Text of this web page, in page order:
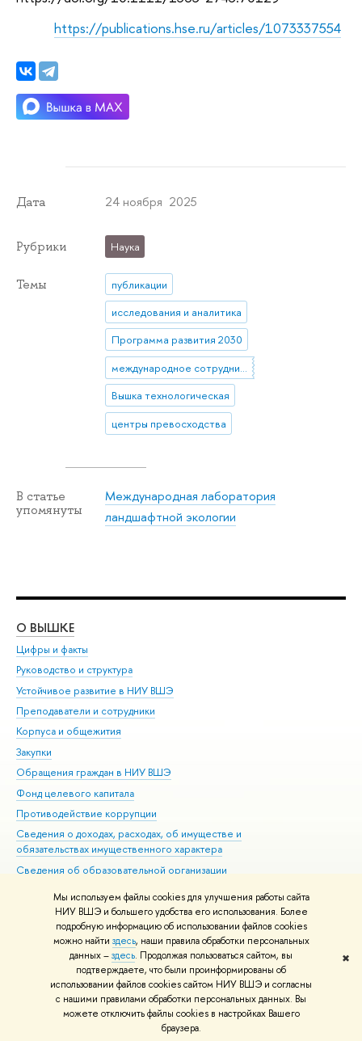
Мы используем файлы cookies для улучшения работы сайта
НИУ ВШЭ и большего удобства его использования. Более
подробную информацию об использовании файлов cookies
можно найти здесь, наши правила обработки персональных
данных –здесь. Продолжая пользоваться сайтом, вы
подтверждаете, что были проинформированы об
использовании файлов cookies сайтом НИУ ВШЭ и согласны
с нашими правилами обработки персональных данных. Вы
можете отключить файлы cookies в настройках Вашего
браузера.
✖
https://publications.hse.ru/articles/1073337554
Дата 24 ноября 2025
Рубрики Наука
Темы
публикации
исследования и аналитика
Программа развития 2030
международное сотрудничество
Вышка технологическая
центры превосходства
В статье
упомянуты
Международная лаборатория
ландшафтной экологии
О ВЫШКЕ
Цифры и факты
Руководство и структура
Устойчивое развитие в НИУ ВШЭ
Преподаватели и сотрудники
Корпуса и общежития
Закупки
Обращения граждан в НИУ ВШЭ
Фонд целевого капитала
Противодействие коррупции
Сведения о доходах, расходах, об имуществе и
обязательствах имущественного характера
Сведения об образовательной организации
Людям с ограниченными возможностями здоровья
Единая платежная страница
Работа в Вышке
© НИУ ВШЭ 1993–2026 Адреса и контакты Условия использования
материалов Политика конфиденциальности Карта сайта
Шрифты HSE Sans и HSE Slab разработаны вШколе дизайна НИУ ВШЭ